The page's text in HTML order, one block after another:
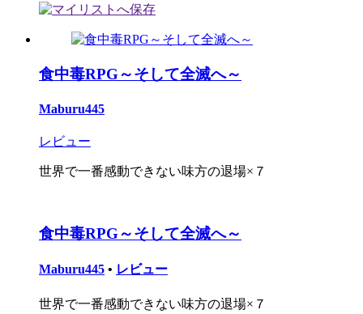
食中毒RPG～そして全滅へ～
Maburu445
レビュー
世界で一番感動できない味方の退場×７
食中毒RPG～そして全滅へ～
Maburu445 • レビュー
世界で一番感動できない味方の退場×７